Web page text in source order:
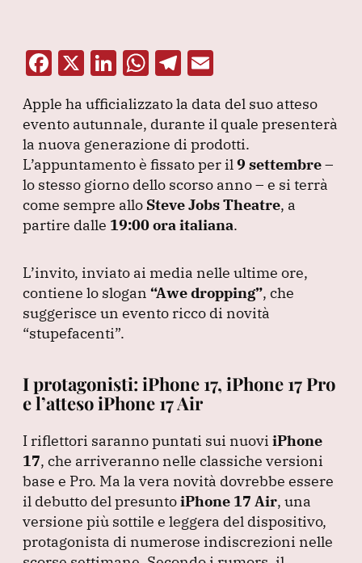
F
c
e
b
o
o
X Li
k
e
dI
n
W
at
s
A
p
p
T
e
gr
a
m
ai
l
Apple ha ufficializzato la data del suo atteso
evento autunnale, durante il quale presenterà
la nuova generazione di prodotti.
L’appuntamento è fissato per il 9 settembre–
lo stesso giorno dello scorso anno – e si terrà
come sempre allo Steve Jobs Theatre, a
partire dalle 19:00 ora italiana.
L’invito, inviato ai media nelle ultime ore,
contiene lo slogan “Awe dropping”, che
suggerisce un evento ricco di novità
“stupefacenti”.
I protagonisti: iPhone 17, iPhone 17 Pro
e l’atteso iPhone 17 Air
I riflettori saranno puntati sui nuovi iPhone
17, che arriveranno nelle classiche versioni
base e Pro. Ma la vera novità dovrebbe essere
il debutto del presuntoiPhone 17 Air, una
versione più sottile e leggera del dispositivo,
protagonista di numerose indiscrezioni nelle